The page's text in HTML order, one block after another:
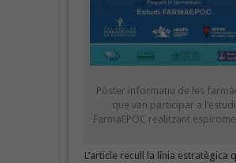
Pòster informatiu de les
que van participar a l’estudi
FarmaEPOC realitzant
L’article recull la línia estratègica